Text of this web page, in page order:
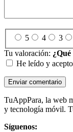
5 4 3
Tu valoración:
He leído y
Footer
TuAppPara, la web
y tecnología móvil.
Síguenos: